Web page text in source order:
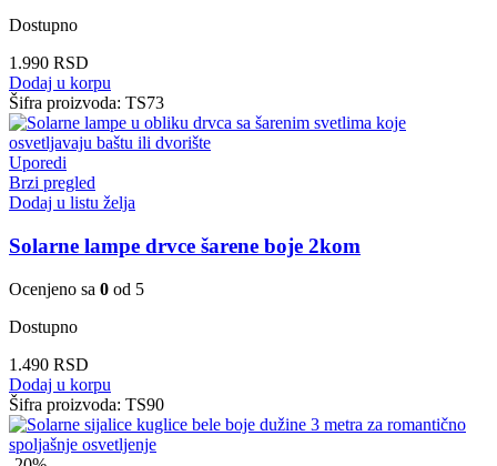
Dostupno
1.990 RSD
Dodaj u korpu
Šifra proizvoda: TS73
Uporedi
Brzi pregled
Dodaj u listu želja
Solarne lampe drvce šarene boje 2kom
Ocenjeno sa 0 od 5
Dostupno
1.490 RSD
Dodaj u korpu
Šifra proizvoda: TS90